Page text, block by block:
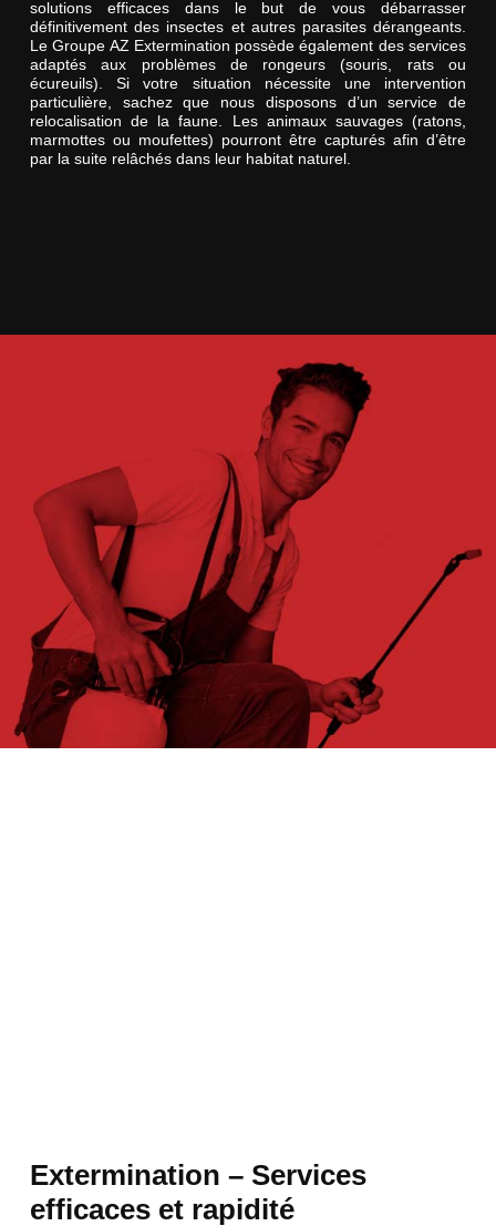
solutions efficaces dans le but de vous débarrasser
définitivement des insectes et autres parasites dérangeants.
Le Groupe AZ Extermination possède également des services
adaptés aux problèmes de rongeurs (souris, rats ou
écureuils). Si votre situation nécessite une intervention
particulière, sachez que nous disposons d’un service de
relocalisation de la faune. Les animaux sauvages (ratons,
marmottes ou moufettes) pourront être capturés afin d’être
par la suite relâchés dans leur habitat naturel.
Extermination – Services
efficaces et rapidité